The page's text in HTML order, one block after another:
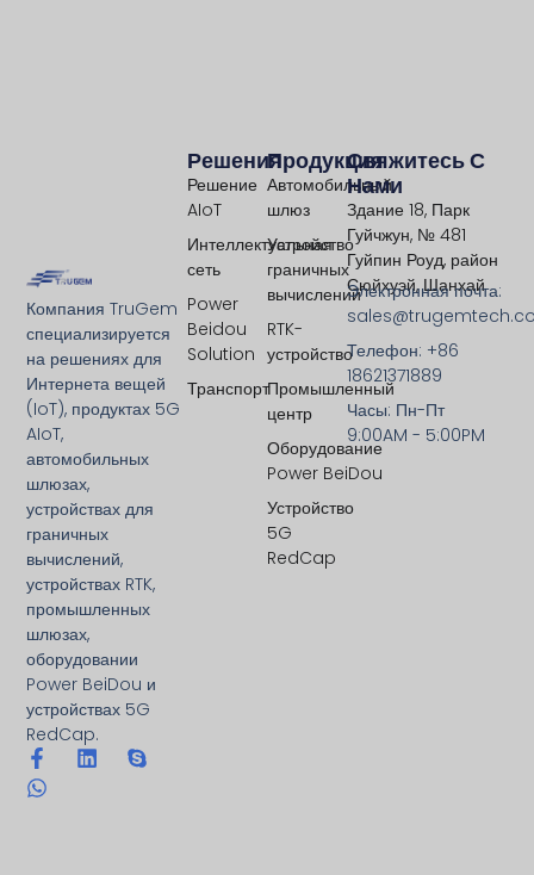
Компания TruGem
специализируется
на решениях для
Интернета вещей
(IoT), продуктах 5G
AIoT,
автомобильных
шлюзах,
устройствах для
граничных
вычислений,
устройствах RTK,
промышленных
шлюзах,
оборудовании
Power BeiDou и
устройствах 5G
RedCap.
Продукция
Автомобильный
шлюз
Устройство
граничных
вычислений
RTK-
устройство
Промышленный
центр
Оборудование
Power BeiDou
Устройство
5G
RedCap
Решения
Решение
AIoT
Интеллектуальная
сеть
Power
Beidou
Solution
Транспорт
Свяжитесь С
Нами
Здание 18, Парк
Гуйчжун, № 481
Гуйпин Роуд, район
Сюйхуэй, Шанхай
Электронная почта:
Телефон: +86
18621371889
Часы: Пн-Пт
9:00AM - 5:00PM